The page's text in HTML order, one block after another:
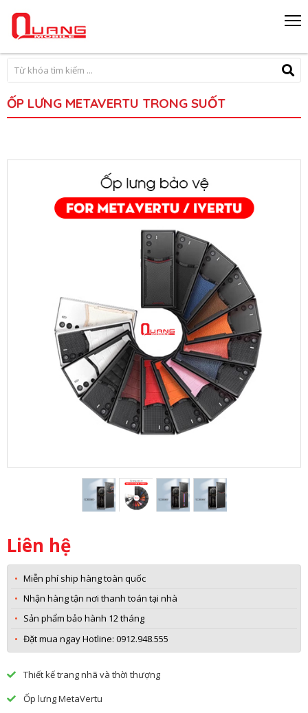
ỐP LƯNG METAVERTU TRONG SUỐT
Liên hệ
Miễn phí ship hàng toàn quốc
Nhận hàng tận nơi thanh toán tại nhà
Sản phẩm bảo hành 12 tháng
Đặt mua ngay Hotline: 0912.948.555
Thiết kế trang nhã và thời thượng
Ốp lưng MetaVertu